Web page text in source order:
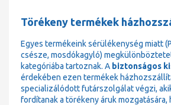
Törékeny termékek
Egyes termékeink sérülékenység miatt
csésze, mosdókagyló)
kategóriába tartoznak. A biztonságos
érdekében ezen termékek
specializálódott futárszolgálat végzi,
fordítanak a törékeny áruk mozgatására,